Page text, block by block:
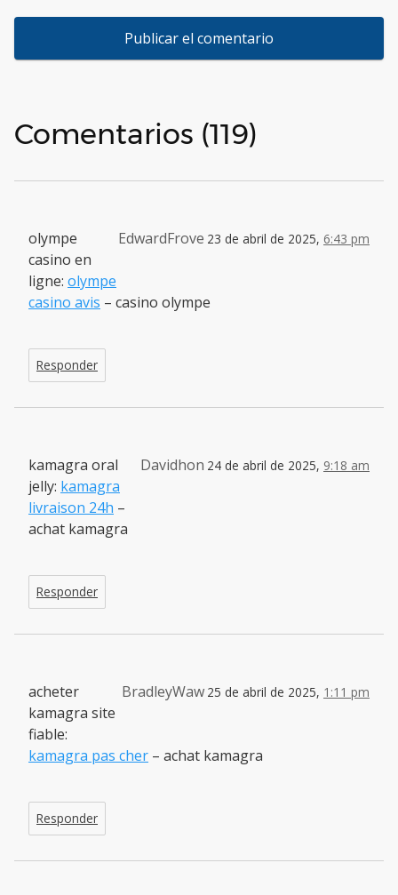
Comentarios (119)
EdwardFrove 23 de abril de 2025, 6:43 pm
olympe
casino en
ligne: olympe
casino avis – casino olympe
Responder
Davidhon 24 de abril de 2025, 9:18 am
kamagra oral
jelly: kamagra
livraison 24h –
achat kamagra
Responder
BradleyWaw 25 de abril de 2025, 1:11 pm
acheter
kamagra site
fiable:
kamagra pas cher – achat kamagra
Responder